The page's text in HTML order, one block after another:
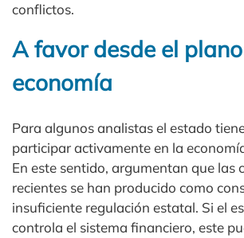
conflictos.
A favor desde el
economía
Para algunos analistas el estado
participar activamente en la
En este sentido, argumentan que las
recientes se han producido como
insuficiente regulación estatal. Si el
controla el sistema financiero, este